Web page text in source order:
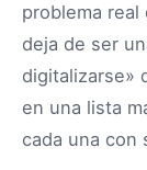
problema
deja de ser
digitalizarse»
en una lista
cada una con